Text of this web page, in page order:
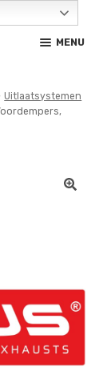
MENU
Uitlaatsystemen